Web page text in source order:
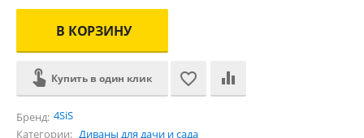
В КОРЗИНУ
Купить в один клик
Бренд: 4SiS
Категории: Диваны для дачи и сада